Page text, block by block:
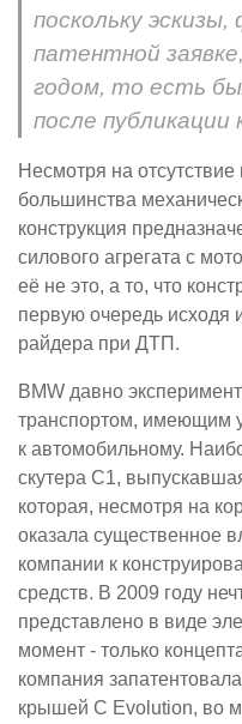
поскольку
патентной
годом, то есть
после публикации
Несмотря на отсутствие
большинства
конструкция
силового агрегата с
её не это, а то, что
первую очередь исходя
райдера при ДТП.
BMW давно
транспортом, имеющим
к автомобильному.
скутера C1,
которая, несмотря на
оказала существенное
компании к
средств. В 2009 году
представлено в виде
момент - только
компания
крышей C Evolution, во